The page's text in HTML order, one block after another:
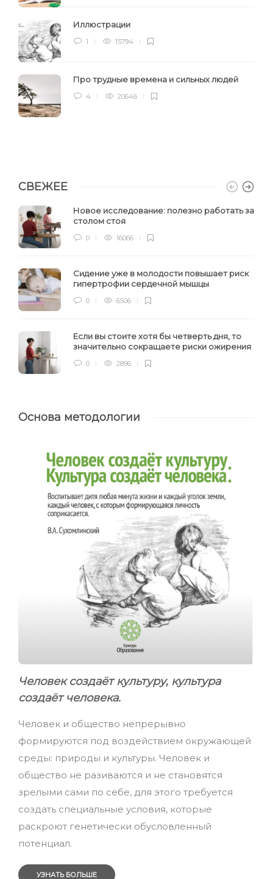
Иллюстрации
1 15794
Про трудные времена и сильных людей
4 20646
СВЕЖЕЕ
Новое исследование: полезно работать за
столом стоя
0 16066
Сидение уже в молодости повышает риск
гипертрофии сердечной мышцы
0 6506
Если вы стоите хотя бы четверть дня, то
значительно сокращаете риски ожирения
0 2896
Основа методологии
Человек создаёт культуру, культура
создаёт человека.
Человек и общество непрерывно
формируются под воздействием окружающей
среды: природы и культуры. Человек и
общество не разиваются и не становятся
зрелыми сами по себе, для этого требуется
создать специальные условия, которые
раскроют генетически обусловленный
потенциал.
УЗНАТЬ БОЛЬШЕ